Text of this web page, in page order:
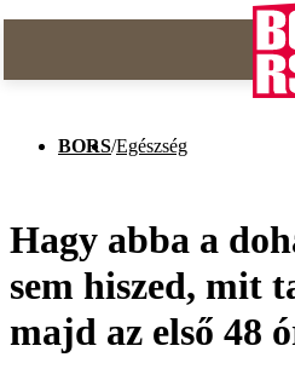
BORS/Egészség
Hagy abba a
sem hiszed, mit
majd az első 48